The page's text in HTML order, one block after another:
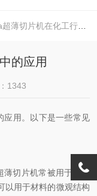
切片机在化工行业中的应用
的应用
1343
应用。以下是一些常见
切片机常被用于对不
以用于材料的微观结构